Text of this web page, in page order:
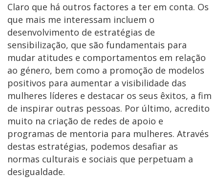
Claro que há outros factores a ter em conta. Os
que mais me interessam incluem o
desenvolvimento de estratégias de
sensibilização, que são fundamentais para
mudar atitudes e comportamentos em relação
ao género, bem como a promoção de modelos
positivos para aumentar a visibilidade das
mulheres líderes e destacar os seus êxitos, a fim
de inspirar outras pessoas. Por último, acredito
muito na criação de redes de apoio e
programas de mentoria para mulheres. Através
destas estratégias, podemos desafiar as
normas culturais e sociais que perpetuam a
desigualdade.